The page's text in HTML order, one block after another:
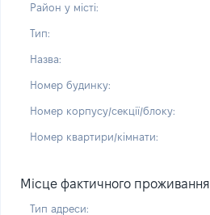
Район у місті:
Тип:
Назва:
Номер будинку:
Номер корпусу/секції/блоку:
Номер квартири/кімнати:
Місце фактичного
Тип адреси: